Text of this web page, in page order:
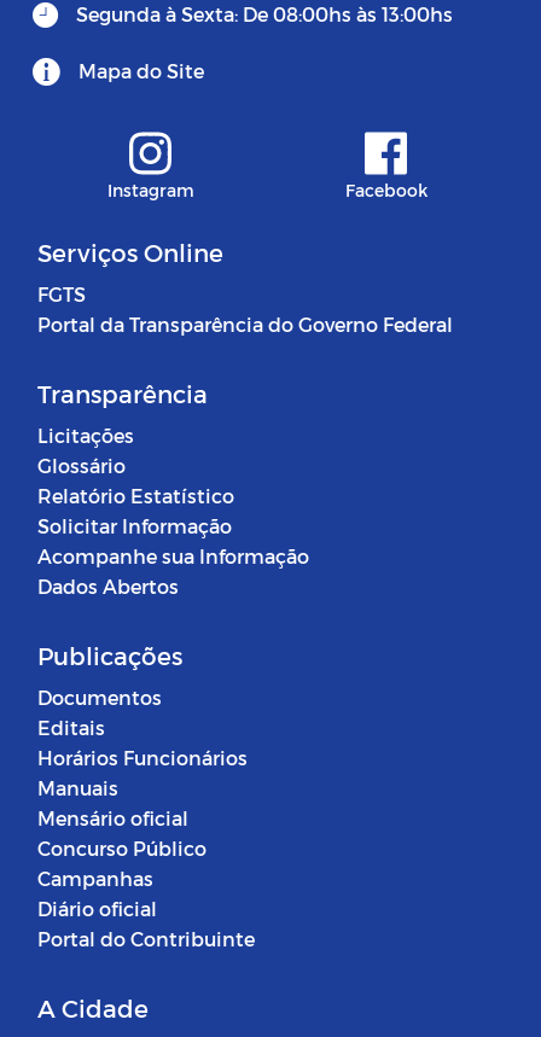
Segunda à Sexta: De 08:00hs às 13:00hs
Mapa do Site
Instagram Facebook
Serviços Online
FGTS
Portal da Transparência do Governo Federal
Transparência
Licitações
Glossário
Relatório Estatístico
Solicitar Informação
Acompanhe sua Informação
Dados Abertos
Publicações
Documentos
Editais
Horários Funcionários
Manuais
Mensário oficial
Concurso Público
Campanhas
Diário oficial
Portal do Contribuinte
A Cidade